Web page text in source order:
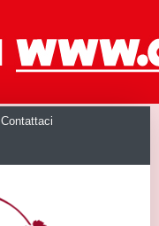
Contattaci